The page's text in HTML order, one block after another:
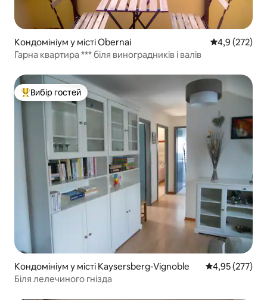
Кондомініум у місті Obernai Середня
4,9 (272)
Гарна квартира *** біля виноградників і валів
Топ вибір гостей
Вибір гостей
Кондомініум у місті Kaysersberg-Vignoble Середня
4,95 (277)
Біля лелечиного гнізда